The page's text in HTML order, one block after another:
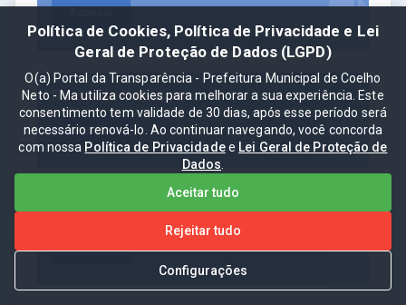
Portal de Tributos
Acessar
Carta de Serviços
Política de Cookies, Política de Privacidade e Lei
Geral de Proteção de Dados (LGPD)
O(a) Portal da Transparência - Prefeitura Municipal de Coelho
Neto - Ma utiliza cookies para melhorar a sua experiência. Este
consentimento tem validade de 30 dias, após esse período será
necessário renová-lo. Ao continuar navegando, você concorda
com nossa Política de Privacidadee Lei Geral de Proteção de
Dados
Aceitar tudo
Rejeitar tudo
Configurações